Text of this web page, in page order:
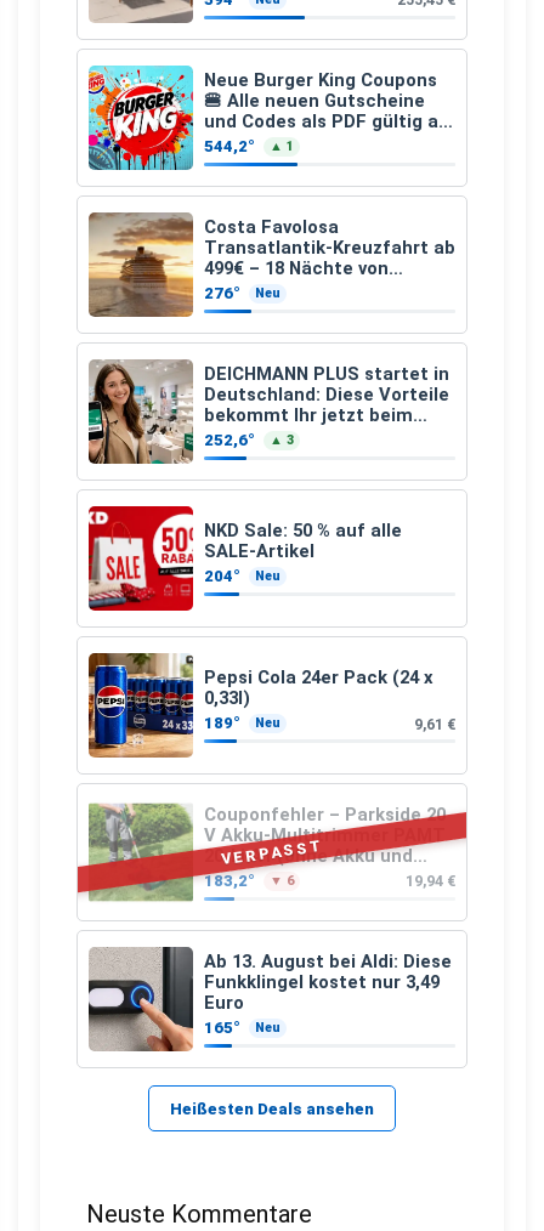
Neue Burger King Coupons
🍔 Alle neuen Gutscheine
und Codes als PDF gültig ab
25.07.2026 bis 04.09.2026
544,2° ▲ 1
Costa Favolosa
Transatlantik-Kreuzfahrt ab
499€ – 18 Nächte von
Hamburg nach Guadeloupe
276° Neu
DEICHMANN PLUS startet in
Deutschland: Diese Vorteile
bekommt Ihr jetzt beim
Schuhkauf
252,6° ▲ 3
NKD Sale: 50 % auf alle
SALE-Artikel
204° Neu
Pepsi Cola 24er Pack (24 x
0,33l)
189° Neu 9,61 €
VERPASST
Couponfehler – Parkside 20
V Akku-Multitrimmer PAMT
20-Li A1 (ohne Akku und
Ladegerät)
183,2° ▼ 6 19,94 €
Ab 13. August bei Aldi: Diese
Funkklingel kostet nur 3,49
Euro
165° Neu
Heißesten Deals ansehen
Neuste Kommentare